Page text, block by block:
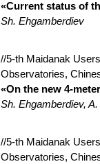
«Current status of
Sh. Ehgamberdiev
//5-th Maidanak
Observatories,
«On the new 4-
Sh. Ehgamberdiev,
//5-th Maidanak
Observatories,